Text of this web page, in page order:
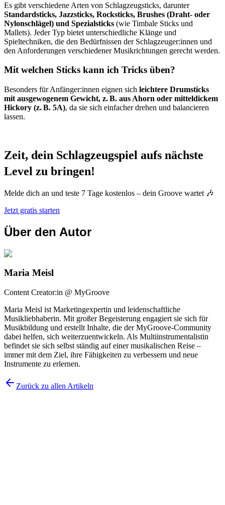
Es gibt verschiedene Arten von Schlagzeugsticks, darunter
Standardsticks, Jazzsticks, Rocksticks, Brushes (Draht- oder
Nylonschlägel) und Spezialsticks (wie Timbale Sticks und
Mallets). Jeder Typ bietet unterschiedliche Klänge und
Spieltechniken, die den Bedürfnissen der Schlagzeuger:innen und
den Anforderungen verschiedener Musikrichtungen gerecht werden.
Mit welchen Sticks kann ich Tricks üben?
Besonders für Anfänger:innen eignen sich leichtere Drumsticks
mit ausgewogenem Gewicht, z. B. aus Ahorn oder mitteldickem
Hickory (z. B. 5A), da sie sich einfacher drehen und balancieren
lassen.
Zeit, dein Schlagzeugspiel aufs nächste
Level zu bringen!
Melde dich an und teste 7 Tage kostenlos – dein Groove wartet 🎶
Jetzt gratis starten
Über den Autor
Maria Meisl
Content Creator:in @ MyGroove
Maria Meisl ist Marketingexpertin und leidenschaftliche
Musikliebhaberin. Mit großer Begeisterung engagiert sie sich für
Musikbildung und erstellt Inhalte, die der MyGroove-Community
dabei helfen, sich weiterzuentwickeln. Als Multiinstrumentalistin
befindet sie sich selbst ständig auf einer musikalischen Reise –
immer mit dem Ziel, ihre Fähigkeiten zu verbessern und neue
Instrumente zu erlernen.
Zurück zu allen Artikeln